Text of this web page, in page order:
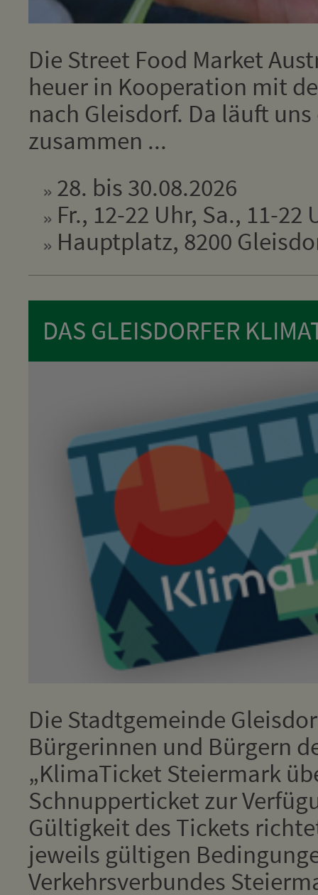
Die Street Food Market
heuer in Kooperation mit
nach Gleisdorf. Da läuft
zusammen ...
28. bis 30.08.2026
Fr., 12-22 Uhr, Sa., 11-22
Hauptplatz, 8200
DAS GLEISDORFER
Die Stadtgemeinde
Bürgerinnen und Bürgern
„KlimaTicket Steiermark
Schnupperticket zur
Gültigkeit des Tickets
jeweils gültigen
Verkehrsverbundes